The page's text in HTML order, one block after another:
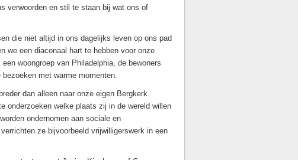
verwoorden en stil te staan bij wat ons of
die niet altijd in ons dagelijks leven op ons pad
we een diaconaal hart te hebben voor onze
woongroep van Philadelphia, de bewoners
met warme momenten.
dan alleen naar onze eigen Bergkerk.
onderzoeken welke plaats zij in de wereld willen
ondernomen aan sociale en
ze bijvoorbeeld vrijwilligerswerk in een